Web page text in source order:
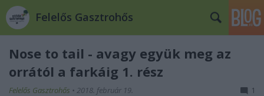
Felelős Gasztrohős
Nose to tail - avagy együk meg az
orrától a farkáig 1. rész
Felelős Gasztrohős • 2018. február 19. 1